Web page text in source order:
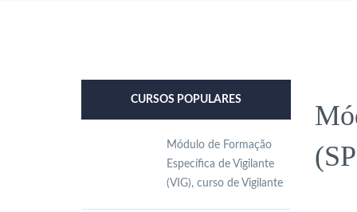
CURSOS POPULARES
Módulo de Formação
Específica de Vigilante
(VIG), curso de Vigilante